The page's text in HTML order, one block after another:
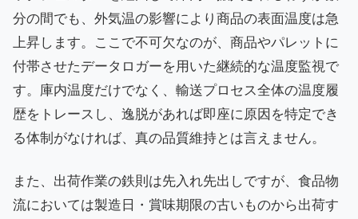
分の間でも、外気温の影響により商品の表面温度は急
上昇します。ここで不可欠なのが、商品やパレットに
付帯させたデータロガーを用いた継続的な温度監視で
す。庫内温度だけでなく、輸送プロセス全体の温度履
歴をトレースし、逸脱があれば即座に原因を特定でき
る体制がなければ、真の品質維持とは言えません。
また、出荷作業の鉄則は先入れ先出しですが、食品物
流においては製造日・賞味期限の古いものから出荷す